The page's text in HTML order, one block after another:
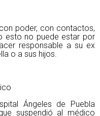
poder, con contactos,
esto no puede estar por
responsable a su ex
o a sus hijos.
Ángeles de Puebla
suspendió al médico